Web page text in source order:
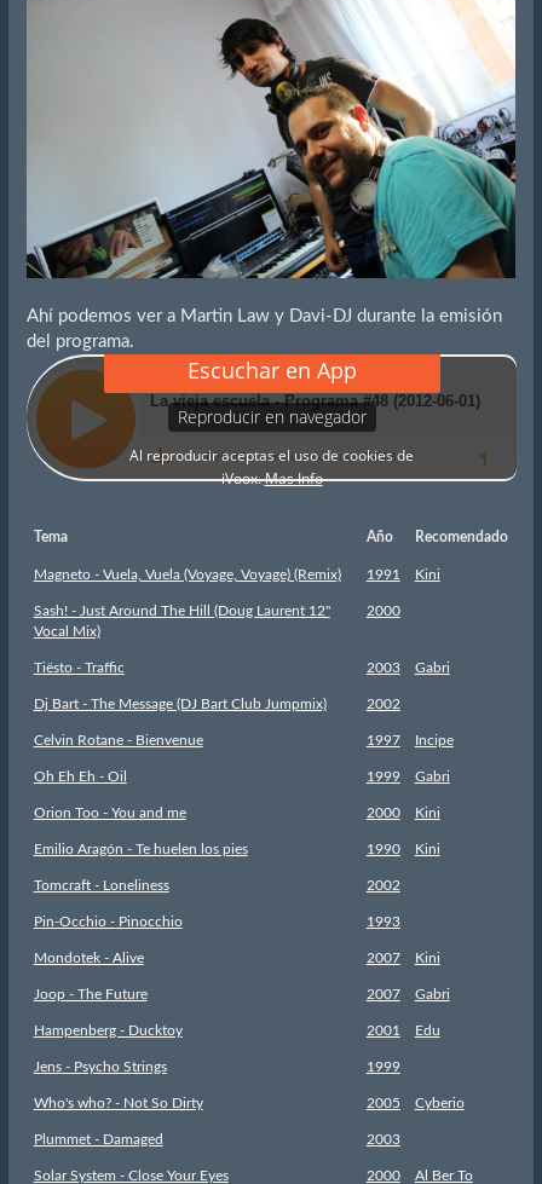
Ahí podemos ver a Martin Law y Davi-DJ durante la emisión
del programa.
Tema Año Recomendado
Magneto - Vuela, Vuela (Voyage, Voyage) (Remix) 1991 Kini
Sash! - Just Around The Hill (Doug Laurent 12"
Vocal Mix)
2000
Tiësto - Traffic 2003 Gabri
Dj Bart - The Message (DJ Bart Club Jumpmix) 2002
Celvin Rotane - Bienvenue 1997 Incipe
Oh Eh Eh - Oil 1999 Gabri
Orion Too - You and me 2000 Kini
Emilio Aragón - Te huelen los pies 1990 Kini
Tomcraft - Loneliness 2002
Pin-Occhio - Pinocchio 1993
Mondotek - Alive 2007 Kini
Joop - The Future 2007 Gabri
Hampenberg - Ducktoy 2001 Edu
Jens - Psycho Strings 1999
Who's who? - Not So Dirty 2005 Cyberio
Plummet - Damaged 2003
Solar System - Close Your Eyes 2000 Al Ber To